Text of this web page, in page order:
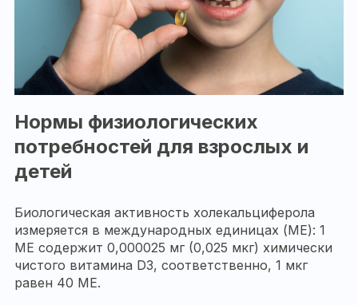
Нормы физиологических
потребностей для взрослых и
детей
Биологическая активность холекальциферола
измеряется в международных единицах (ME): 1
ME содержит 0,000025 мг (0,025 мкг) химически
чистого витамина D3, соответственно, 1 мкг
равен 40 МЕ.